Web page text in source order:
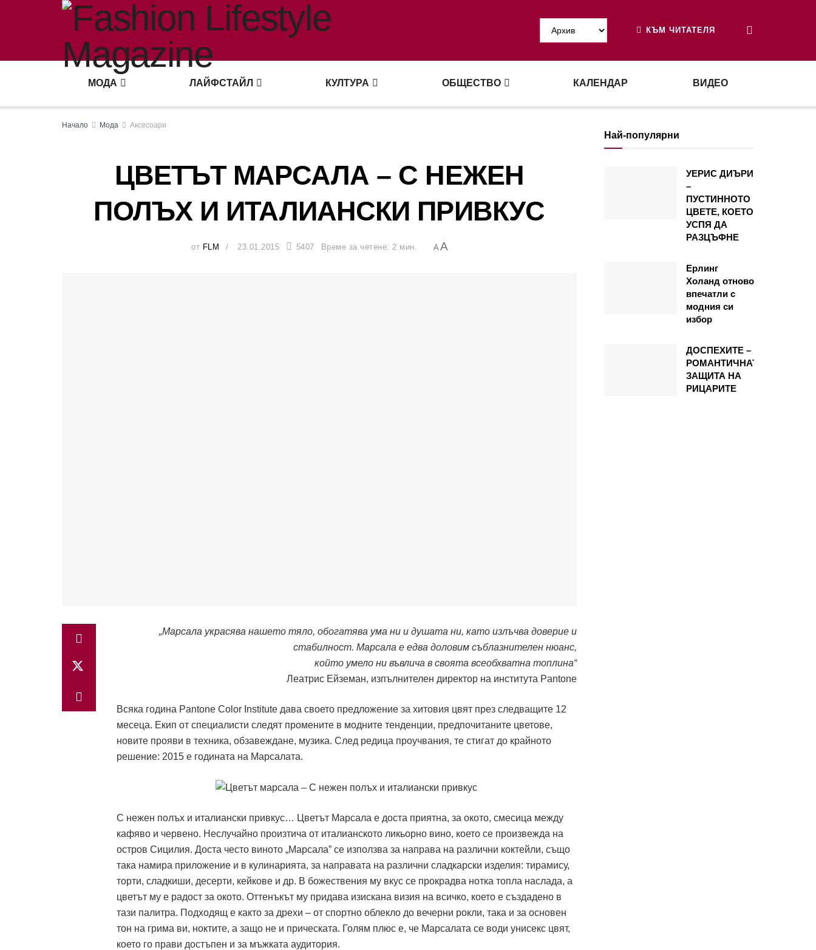
КЪМ ЧИТАТЕЛЯ
МОДА ЛАЙФСТАЙЛ КУЛТУРА ОБЩЕСТВО КАЛЕНДАР ВИДЕО
Начало Мода Аксесоари
ЦВЕТЪТ МАРСАЛА – С НЕЖЕН
ПОЛЪХ И ИТАЛИАНСКИ ПРИВКУС
от FLM 23.01.2015 5407 Време за четене: 2 мин. AA
„Марсала украсява нашето тяло, обогатява ума ни и душата ни, като излъчва доверие и
стабилност. Марсала е едва доловим съблазнителен нюанс,
който умело ни въвлича в своята всеобхватна топлина“
Леатрис Ейземан, изпълнителен директор на института Pantone
Всяка година Pantone Color Institute дава своето предложение за хитовия цвят през следващите 12
месеца. Екип от специалисти следят промените в модните тенденции, предпочитаните цветове,
новите прояви в техника, обзавеждане, музика. След редица проучвания, те стигат до крайното
решение: 2015 е годината на Марсалата.
С нежен полъх и италиански привкус… Цветът Марсала е доста приятна, за окото, смесица между
кафяво и червено. Неслучайно произтича от италианското ликьорно вино, което се произвежда на
остров Сицилия. Доста често виното „Марсала” се използва за направа на различни коктейли, също
така намира приложение и в кулинарията, за направата на различни сладкарски изделия: тирамису,
торти, сладкиши, десерти, кейкове и др. В божествения му вкус се прокрадва нотка топла наслада, а
цветът му е радост за окото. Оттенъкът му придава изискана визия на всичко, което е създадено в
тази палитра. Подходящ е както за дрехи – от спортно облекло до вечерни рокли, така и за основен
тон на грима ви, ноктите, а защо не и прическата. Голям плюс е, че Марсалата се води унисекс цвят,
което го прави достъпен и за мъжката аудитория.
Най-популярни
УЕРИС ДИЪРИ
–
ПУСТИННОТО
ЦВЕТЕ, КОЕТО
УСПЯ ДА
РАЗЦЪФНЕ
Ерлинг
Холанд отново
впечатли с
модния си
избор
ДОСПЕХИТЕ –
РОМАНТИЧНАТА
ЗАЩИТА НА
РИЦАРИТЕ